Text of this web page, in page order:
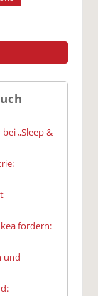
„Sleep &
fordern:
und